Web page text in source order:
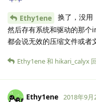
Ethy1ene
换了，没用
然后存有系统和驱动的那
都会说无效的压缩文件或者
Ethy1ene和 hikari_calyx
Ethy1ene 2018年9月